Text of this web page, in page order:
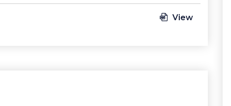
View